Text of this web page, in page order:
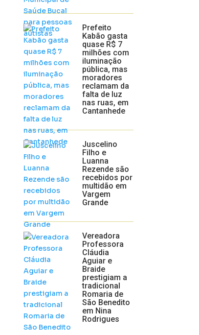
Prefeito
Kabão gasta
quase R$ 7
milhões com
iluminação
pública, mas
moradores
reclamam da
falta de luz
nas ruas, em
Cantanhede
Juscelino
Filho e
Luanna
Rezende são
recebidos por
multidão em
Vargem
Grande
Vereadora
Professora
Cláudia
Aguiar e
Braide
prestigiam a
tradicional
Romaria de
São Benedito
em Nina
Rodrigues